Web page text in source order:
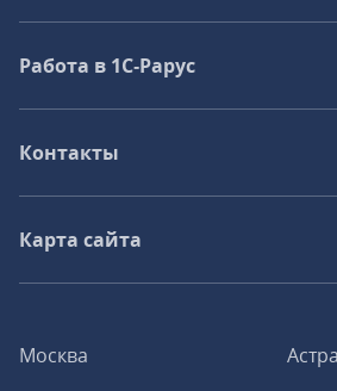
Москва
Работа в 1С‑Рарус
Контакты
Карта сайта